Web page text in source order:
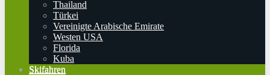
Thailand
Türkei
Vereinigte Arabische Emirate
Westen USA
Florida
Kuba
Skifahren